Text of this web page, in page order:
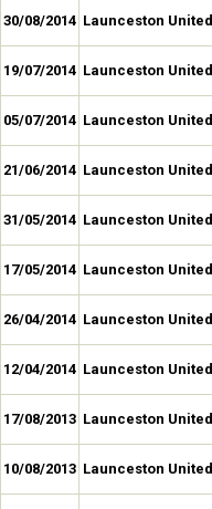
30/08/2014 Launceston United
19/07/2014 Launceston United
05/07/2014 Launceston United
21/06/2014 Launceston United
31/05/2014 Launceston United
17/05/2014 Launceston United
26/04/2014 Launceston United
12/04/2014 Launceston United
17/08/2013 Launceston United
10/08/2013 Launceston United